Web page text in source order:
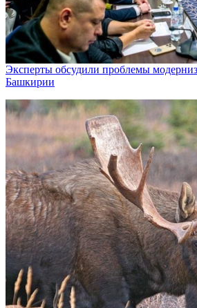
Эксперты обсудили проблемы
Башкирии